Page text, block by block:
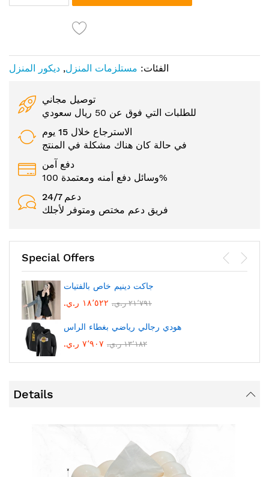
الفئات: مستلزمات المنزل, ديكور المنزل
توصيل مجاني
للطلبات التي فوق عن 50 ريال سعودي
الاسترجاع خلال 15 يوم
في حالة كان هناك مشكلة في المنتج
دفع آمن
وسائل دفع أمنه ومعتمدة 100%
24/7 دعم
فريق دعم مختص ومتوفر لأجلك
Special Offers
جاكت دينيم خاص بالفتيات
١٨٬٥٢٢ ر.ي.‏
٢١٬٧٩١ ر.ي.‏
هودي رجالي رياضي بغطاء الراس
٧٬٩٠٧ ر.ي.‏
١٣٬١٨٢ ر.ي.‏
Details